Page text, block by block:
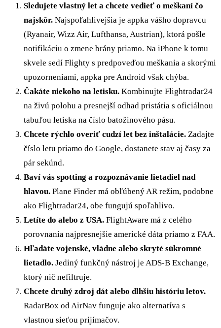
Sledujete vlastný let a chcete vedieť o meškaní čo
najskôr. Najspoľahlivejšia je appka vášho dopravcu
(Ryanair, Wizz Air, Lufthansa, Austrian), ktorá pošle
notifikáciu o zmene brány priamo. Na iPhone k tomu
skvele sedí Flighty s predpoveďou meškania a skorými
upozorneniami, appka pre Android však chýba.
Čakáte niekoho na letisku. Kombinujte Flightradar24
na živú polohu a presnejší odhad pristátia s oficiálnou
tabuľou letiska na číslo batožinového pásu.
Chcete rýchlo overiť cudzí let bez inštalácie. Zadajte
číslo letu priamo do Google, dostanete stav aj časy za
pár sekúnd.
Baví vás spotting a rozpoznávanie lietadiel nad
hlavou. Plane Finder má obľúbený AR režim, podobne
ako Flightradar24, obe fungujú spoľahlivo.
Letíte do alebo z USA. FlightAware má z celého
porovnania najpresnejšie americké dáta priamo z FAA.
Hľadáte vojenské, vládne alebo skryté súkromné
lietadlo. Jediný funkčný nástroj je ADS-B Exchange,
ktorý nič nefiltruje.
Chcete druhý zdroj dát alebo dlhšiu históriu letov.
RadarBox od AirNav funguje ako alternatíva s
vlastnou sieťou prijímačov.